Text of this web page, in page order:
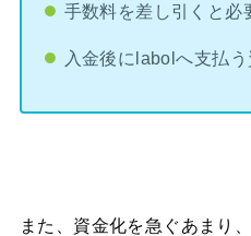
手数料を差し引くと必
入金後にlabolへ支払
また、資金化を急ぐあまり